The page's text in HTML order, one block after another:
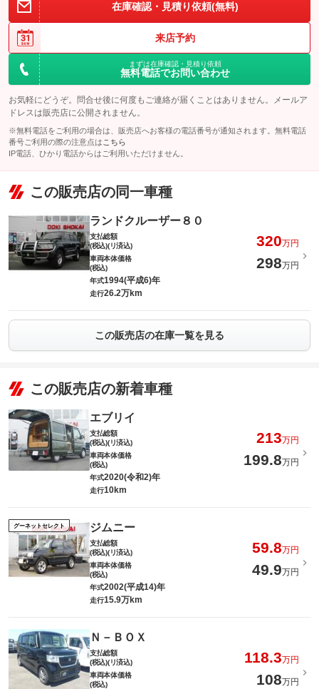
在庫確認・見積り依頼(無料)
来店予約
まずは在庫確認・見積り依頼
無料電話でお問い合わせ
お気軽にどうぞ。問合せ後に何度もご連絡が届くことはありません。メールア
ドレスは販売店に公開されません。
※無料電話をご利用の場合は、販売店へお客様の電話番号が通知されます。無料電話
番号ご利用の際の注意点は こちら
IP電話、ひかり電話からはご利用いただけません。
この販売店の同一車種
ランドクルーザー８０
支払総額
(税込)(リ済込)
320万円
車両本体価格
(税込)
298万円
年式1994(平成6)年
走行26.2万km
この販売店の在庫一覧を見る
この販売店の新着車種
エブリイ
支払総額
(税込)(リ済込)
213万円
車両本体価格
(税込)
199.8万円
年式2020(令和2)年
走行10km
グーネットセレクト ジムニー
支払総額
(税込)(リ済込)
59.8万円
車両本体価格
(税込)
49.9万円
年式2002(平成14)年
走行15.9万km
Ｎ－ＢＯＸ
支払総額
(税込)(リ済込)
118.3万円
車両本体価格
(税込)
108万円